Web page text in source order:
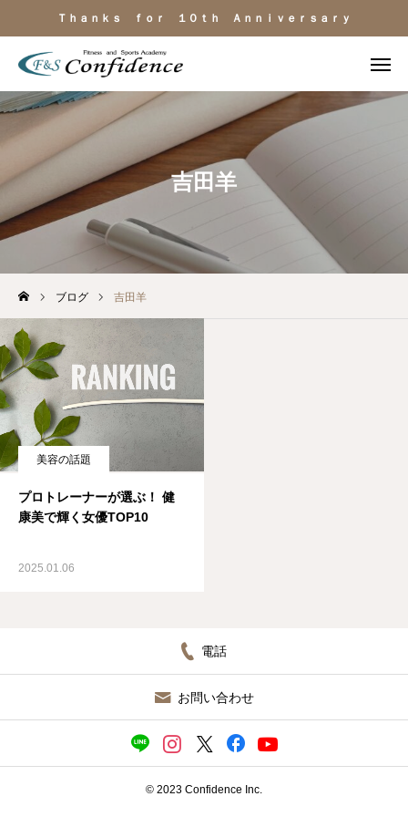
Ｔｈａｎｋｓ ｆｏｒ １０ｔｈ Ａｎｎｉｖｅｒｓａｒｙ
吉田羊
ブログ 吉田羊
美容の話題
プロトレーナーが選ぶ！ 健
康美で輝く女優TOP10
2025.01.06
電話
お問い合わせ
© 2023 Confidence Inc.
施設見学 ＬＩＮＥ相談
電話
施設のご紹介
運動目的
トレーナー紹介
アクセス
ブログ